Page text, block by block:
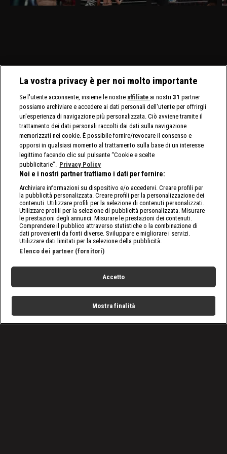
D'Angelo. Gauntlet Match
e Zaria per il titolo
Contender's Match, per lo
La vostra privacy è per noi molto importante
Se l'utente acconsente, insieme le nostre affiliate ai nostri31 partner
possiamo archiviare e accedere ai dati personali dell'utente per offrirgli
un'esperienza di navigazione più personalizzata. Ciò avviene tramite il
trattamento dei dati personali raccolti dai dati sulla navigazione
memorizzati nei cookie. È possibile fornire/revocare il consenso e
opporsi in qualsiasi momento al trattamento sulla base di un interesse
legittimo facendo clic sul pulsante “Cookie e scelte
pubblicitarie”. Privacy Policy
Noi e i nostri partner trattiamo i dati per fornire:
Archiviare informazioni su dispositivo e/o accedervi. Creare profili per
la pubblicità personalizzata. Creare profili per la personalizzazione dei
contenuti. Utilizzare profili per la selezione di contenuti personalizzati.
Utilizzare profili per la selezione di pubblicità personalizzata. Misurare
le prestazioni degli annunci. Misurare le prestazioni dei contenuti.
Comprendere il pubblico attraverso statistiche o la combinazione di
dati provenienti da fonti diverse. Sviluppare e migliorare i servizi.
Utilizzare dati limitati per la selezione della pubblicità.
Elenco dei partner (fornitori)
Accetto
Mostra finalità